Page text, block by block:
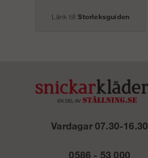
Länk till Storleksguiden
Vardagar 07.30-16.30
0586 - 53 000